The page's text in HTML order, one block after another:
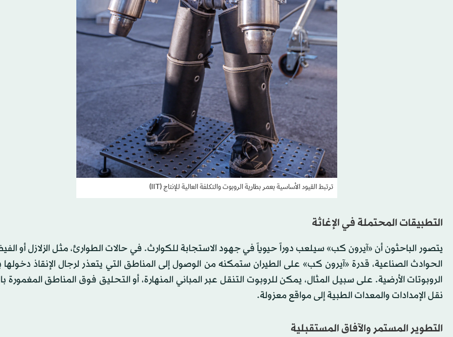
ترتبط القيود الأساسية بعمر بطارية الروبوت والتكلفة العالية للإنتاج (IIT)
التطبيقات المحتملة في الإغاثة
يتصور الباحثون أن «آيرون كب» سيلعب دوراً حيوياً في جهود الاستجابة للكوارث. في حالات الطوارئ، مثل الزلازل أو
الحوادث الصناعية، قدرة «آيرون كب» على الطيران ستمكنه من الوصول إلى المناطق التي يتعذر لرجال الإنقاذ
الروبوتات الأرضية. على سبيل المثال، يمكن للروبوت التنقل عبر المباني المنهارة، أو التحليق فوق المناطق المغمورة
نقل الإمدادات والمعدات الطبية إلى مواقع معزولة.
التطوير المستمر والآفاق المستقبلية